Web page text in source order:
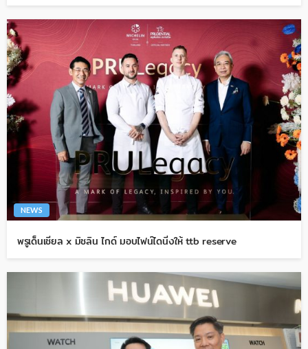
NEWS
พรูเด็นเชียล x มิชลิน ไกด์ มอบไฟน์ไดนิ่งให้ ttb reserve